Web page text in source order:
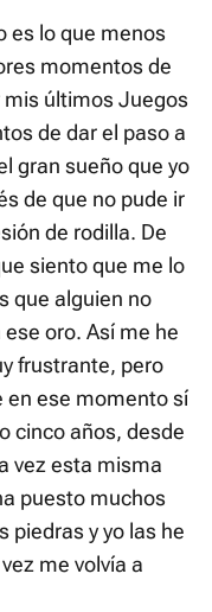
es lo que menos
momentos de
mis últimos Juegos
de dar el paso a
gran sueño que yo
de que no pude ir
de rodilla. De
siento que me lo
que alguien no
oro. Así me he
frustrante, pero
en ese momento sí
cinco años, desde
vez esta misma
puesto muchos
piedras y yo las he
me volvía a